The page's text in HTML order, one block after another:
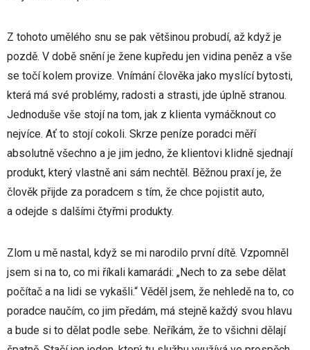
Z tohoto umělého snu se pak většinou probudí, až když je
pozdě. V době snění je žene kupředu jen vidina peněz a vše
se točí kolem provize. Vnímání člověka jako myslící bytosti,
která má své problémy, radosti a strasti, jde úplně stranou.
Jednoduše vše stojí na tom, jak z klienta vymáčknout co
nejvíce. Ať to stojí cokoli. Skrze peníze poradci měří
absolutně všechno a je jim jedno, že klientovi klidně sjednají
produkt, který vlastně ani sám nechtěl. Běžnou praxí je, že
člověk přijde za poradcem s tím, že chce pojistit auto,
a odejde s dalšími čtyřmi produkty.
Zlom u mě nastal, když se mi narodilo první dítě. Vzpomněl
jsem si na to, co mi říkali kamarádi: „Nech to za sebe dělat
počítač a na lidi se vykašli.“ Věděl jsem, že nehledě na to, co
poradce naučím, co jim předám, má stejně každý svou hlavu
a bude si to dělat podle sebe. Neříkám, že to všichni dělají